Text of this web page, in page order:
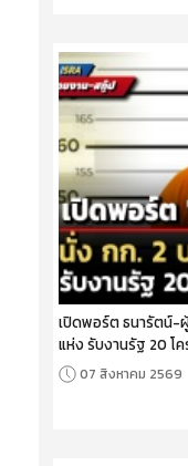
เปิดพอร์ต ธนารัตน์-
แห่ง รับงานรัฐ 20 โค
07 สิงหาคม 2569